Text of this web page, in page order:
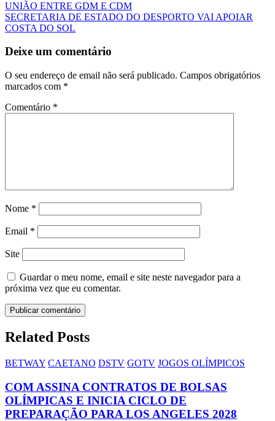
UNIÃO ENTRE GDM E CDM
SECRETARIA DE ESTADO DO DESPORTO VAI APOIAR
COSTA DO SOL
Deixe um comentário
O seu endereço de email não será publicado. Campos obrigatórios
marcados com *
Comentário *
Nome *
Email *
Site
Guardar o meu nome, email e site neste navegador para a
próxima vez que eu comentar.
Related Posts
BETWAY CAETANO DSTV GOTV JOGOS OLÍMPICOS
COM ASSINA CONTRATOS DE BOLSAS
OLÍMPICAS E INICIA CICLO DE
PREPARAÇÃO PARA LOS ANGELES 2028